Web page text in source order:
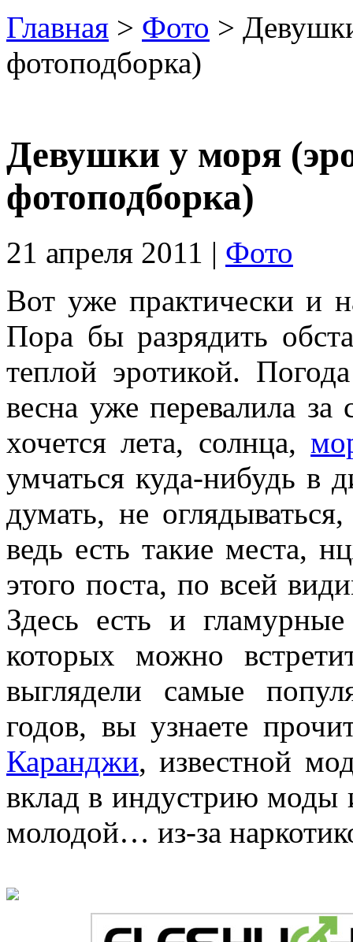
Главная > Фото >
фотоподборка)
Девушки у моря
фотоподборка)
21 апреля 2011 | Фото
Вот уже практически и
Пора бы разрядить
теплой эротикой.
весна уже перевалила
хочется лета, солнца,
умчаться куда-нибудь в
думать, не
ведь есть такие места,
этого поста, по всей
Здесь есть и
которых можно
выглядели самые
годов, вы узнаете
Каранджи, известной
вклад в индустрию моды
молодой… из-за